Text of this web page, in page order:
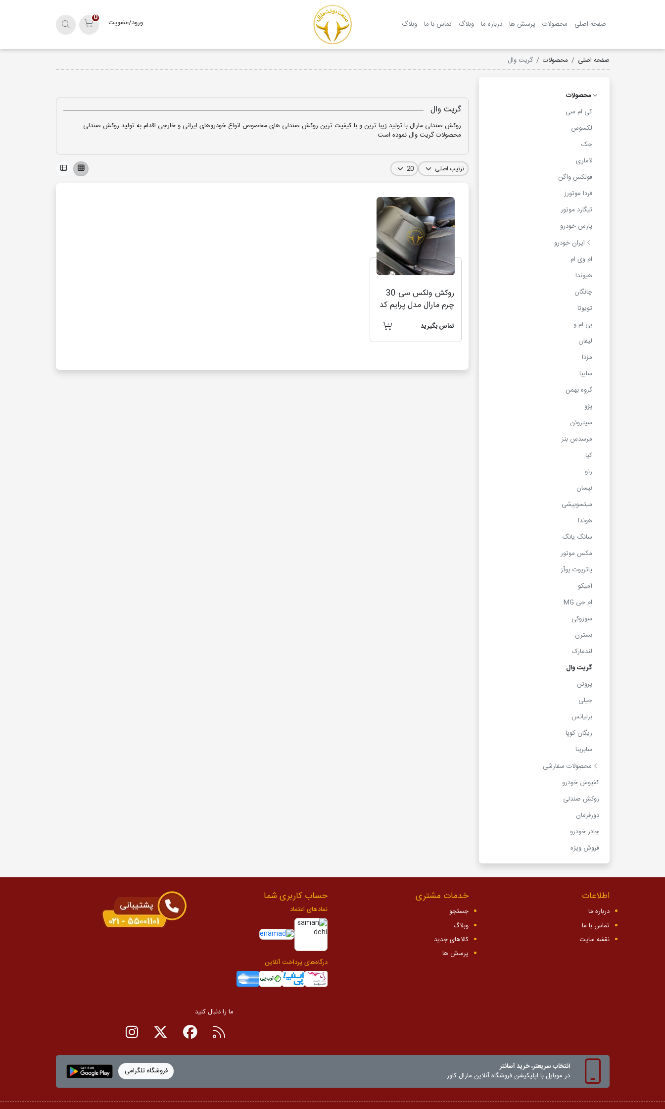
صفحه اصلی محصولات پرسش ها درباره ما وبلاگ تماس با ما وبلاگ
ورود/عضویت
سبد خرید
0
صفحه اصلی محصولات گریت وال
محصولات
کی ام سی
لکسوس
جک
لاماری
فولکس واگن
فردا موتورز
تیگارد موتور
پارس خودرو
ایران خودرو
ام وی ام
هیوندا
چانگان
تویوتا
بی ام و
لیفان
مزدا
سایپا
گروه بهمن
پژو
سیتروئن
مرسدس بنز
کیا
رنو
نیسان
میتسوبیشی
هوندا
سانگ یانگ
مکس موتور
پاتریوت یوآز
آمیکو
ام جی MG
سوزوکی
بسترن
لندمارک
گریت وال
پروتن
جیلی
برلیانس
ریگان کوپا
سابرینا
محصولات سفارشی
کفپوش خودرو
روکش صندلی
دورفرمان
چادر خودرو
فروش ویژه
گریت وال
روکش صندلی مارال با تولید زیبا ترین و با کیفیت ترین روکش صندلی های مخصوص انواع خودروهای ایرانی و خارجی اقدام به تولید روکش صندلی
محصولات گریت وال نموده است
روکش ولکس سی 30
چرم مارال مدل پرایم کد
تماس بگیرید
اطلاعات
درباره ما
تماس با ما
نقشه سایت
خدمات مشتری
جستجو
وبلاگ
کالاهای جدید
پرسش ها
حساب کاربری شما
نمادهای اعتماد
درگاه‌های پرداخت آنلاین
ما را دنبال کنید
RSSصفحه فیسبوک
صفحه تویتر
صفحه اینستاگرام
انتخاب سریعتر، خرید آسانتر
در موبایل با اپلیکیشن‌ فروشگاه آنلاین مارال کاور
فروشگاه تلگرامی